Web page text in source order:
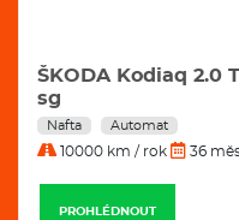
ŠKODA Kodiaq 2.0
4x4 Dsg
Nafta Automat
10000 km / rok 36
PROHLÉDNOUT